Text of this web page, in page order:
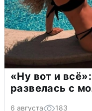
«Ну вот и
развелась с
6 августа 183